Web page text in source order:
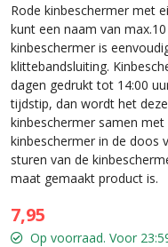
Rode kinbeschermer met
kunt een naam van
kinbeschermer is
klittebandsluiting.
dagen gedrukt tot 14:00
tijdstip, dan wordt het
kinbeschermer samen
kinbeschermer in de doos
sturen van de
maat gemaakt product is.
7,95
Op voorraad. Voor